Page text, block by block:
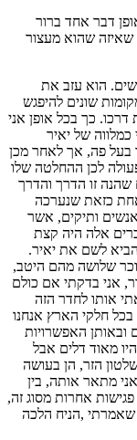
דבר אחד ברור
שאיזה שהוא מעצור
הוא עזב את
שונים להיפגש
כך בכל אופן אני
של יאיר
בעל פה, אך לאחר מכן
לכן ההחלטה שלו
שהנה זו הדרך והדרך
כזאת שנערכה
ותיקים, אשר
אלה היה קצת
לשם את יאיר.
כ – 6 -7 אנשים, אני זוכר שלושה מהם היטב,
אני בדקתי אם כולם
אותו לחדר הזה
חלקי הארץ אנחנו
האפשרויות
מאוד דלים אבל
הזר, הן בעושה
מתאר אותה, בין
אחרות מסוג זה,
שאמרתי ,הניח הלכה